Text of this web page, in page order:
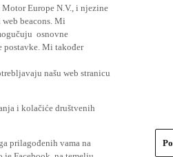
Europe N.V., i njezine
beacons. Mi
osnovne
postavke. Mi također
našu web stranicu
i kolačiće društvenih
prilagođenih vama na